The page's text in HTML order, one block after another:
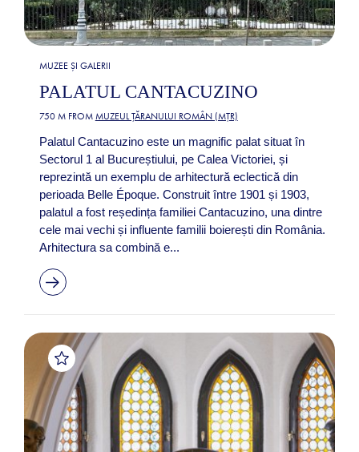
MUZEE ȘI GALERII
PALATUL CANTACUZINO
750 M FROM MUZEUL ȚĂRANULUI ROMÂN (MȚR)
Palatul Cantacuzino este un magnific palat situat în
Sectorul 1 al Bucureștiului, pe Calea Victoriei, și
reprezintă un exemplu de arhitectură eclectică din
perioada Belle Époque. Construit între 1901 și 1903,
palatul a fost reședința familiei Cantacuzino, una dintre
cele mai vechi și influente familii boierești din România.
Arhitectura sa combină e...